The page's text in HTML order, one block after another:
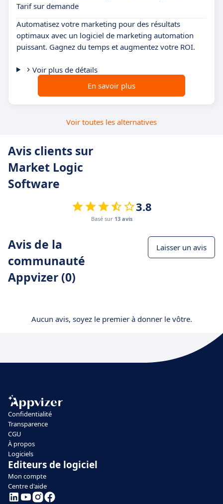
Tarif sur demande
Automatisez votre marketing pour des résultats
optimaux avec un logiciel de marketing automation
puissant. Gagnez du temps et augmentez votre ROI.
Voir plus de détails
En savoir plus
Voir toutes les alternatives
Avis clients sur
Market Logic
Software
3.8
Basé sur 13 avis
Avis de la
communauté
Appvizer (0)
Laisser un avis
Aucun avis, soyez le premier à donner le vôtre.
Confidentialité
Transparence
CGU
À propos
Logiciels
Editeurs de logiciel
Mon compte
Centre d'aide